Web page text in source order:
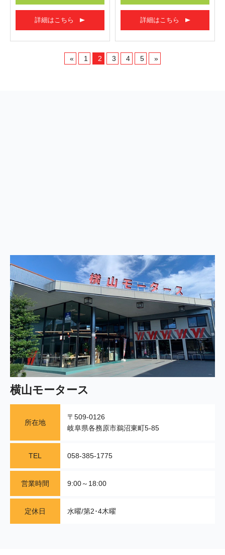
詳細はこちら 詳細はこちら
« 1 2 3 4 5 »
横山モータース
所在地
〒509-0126
岐阜県各務原市鵜沼東町5-85
TEL 058-385-1775
営業時間 9:00～18:00
定休日 水曜/第2･4木曜